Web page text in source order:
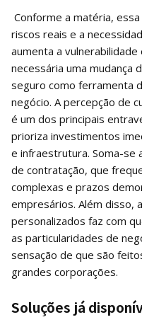
Conforme a matéria,
riscos reais e a
aumenta a
necessária uma mudança
seguro como ferramenta
negócio. A percepção de
é um dos principais
prioriza investimentos
e infraestrutura. Soma-se
de contratação, que
complexas e prazos
empresários. Além disso,
personalizados faz com
as particularidades de
sensação de que são
grandes corporações.
Soluções já